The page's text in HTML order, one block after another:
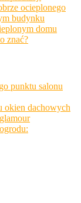
ocieplonego
budynku
domu
znać?
punktu salonu
okien dachowych